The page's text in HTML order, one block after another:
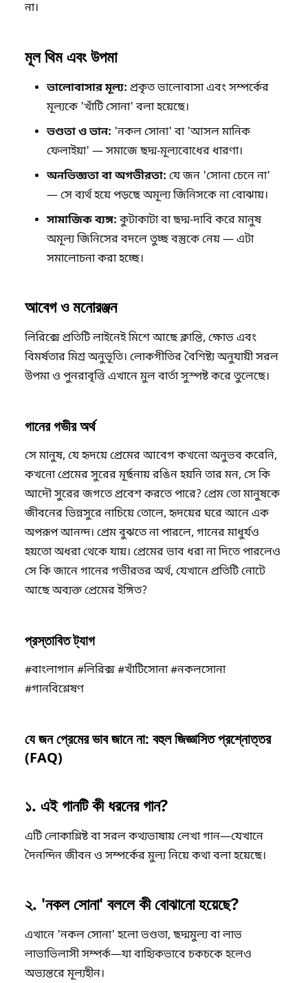
না।
মূল থিম এবং উপমা
ভালোবাসার মূল্য: প্রকৃত ভালোবাসা এবং সম্পর্কের
মূল্যকে 'খাঁটি সোনা' বলা হয়েছে।
ভণ্ডতা ও ভান: 'নকল সোনা' বা 'আসল মানিক
ফেলাইয়া' — সমাজে ছদ্ম-মূল্যবোধের ধারণা।
অনভিজ্ঞতা বা অগভীরতা: যে জন 'সোনা চেনে না'
— সে ব্যর্থ হয়ে পড়ছে অমূল্য জিনিসকে না বোঝায়।
সামাজিক ব্যঙ্গ:কুটাকাটা বা ছদ্ম-দাবি করে মানুষ
অমূল্য জিনিসের বদলে তুচ্ছ বস্তুকে নেয় — এটা
সমালোচনা করা হচ্ছে।
আবেগ ও মনোরঞ্জন
লিরিক্সে প্রতিটি লাইনেই মিশে আছে ক্লান্তি, ক্ষোভ এবং
বিমর্ষতার মিশ্র অনুভূতি। লোকগীতির বৈশিষ্ট্য অনুযায়ী সরল
উপমা ও পুনরাবৃত্তি এখানে মুল বার্তা সুস্পষ্ট করে তুলেছে।
গানের গভীর অর্থ
সে মানুষ, যে হৃদয়ে প্রেমের আবেগ কখনো অনুভব করেনি,
কখনো প্রেমের সুরের মূর্ছনায় রঙিন হয়নি তার মন, সে কি
আদৌ সুরের জগতে প্রবেশ করতে পারে? প্রেম তো মানুষকে
জীবনের ভিন্নসুরে নাচিয়ে তোলে, হৃদয়ের ঘরে আনে এক
অপরূপ আনন্দ। প্রেম বুঝতে না পারলে, গানের মাধুর্যও
হয়তো অধরা থেকে যায়। প্রেমের ভাব ধরা না দিতে পারলেও
সে কি জানে গানের গভীরতর অর্থ, যেখানে প্রতিটি নোটে
আছে অব্যক্ত প্রেমের ইঙ্গিত?
প্রস্তাবিত ট্যাগ
#বাংলাগান #লিরিক্স #খাঁটিসোনা #নকলসোনা
#গানবিশ্লেষণ
যে জন প্রেমের ভাব জানে না: বহুল জিজ্ঞাসিত প্রশ্নোত্তর
(FAQ)
১. এই গানটি কী ধরনের গান?
এটি লোকাশ্লিষ্ট বা সরল কথ্যভাষায় লেখা গান—যেখানে
দৈনন্দিন জীবন ও সম্পর্কের মুল্য নিয়ে কথা বলা হয়েছে।
২. 'নকল সোনা' বললে কী বোঝানো হয়েছে?
এখানে 'নকল সোনা' হলো ভণ্ডতা, ছদ্মমুল্য বা লাভ
লাভাভিলাসী সম্পর্ক—যা বাহ্যিকভাবে চকচকে হলেও
অভ্যন্তরে মূল্যহীন।